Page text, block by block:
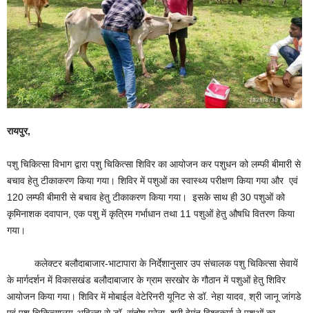
रायपुर,
पशु चिकित्सा विभाग द्वारा पशु चिकित्सा शिविर का आयोजन कर पशुधन को लम्फी बीमारी से
बचाव हेतु टीकाकरण किया गया। शिविर में पशुओं का स्वास्थ्य परीक्षण किया गया और एवं
120 लम्फी बीमारी से बचाव हेतु टीकाकरण किया गया। इसके साथ ही 30 पशुओं को
कृमिनाशक दवापान, एक पशु में कृत्रिम गर्भाधान तथा 11 पशुओं हेतु औषधि वितरण किया
गया।
कलेक्टर बलौदाबाजार-भाटापारा के निर्देशानुसार उप संचालक पशु चिकित्सा सेवायें
के मार्गदर्शन में विकासखंड बलौदाबाजार के ग्राम सरखोर के गौठान में पशुओं हेतु शिविर
आयोजन किया गया। शिविर में मोबाईल वेटेरिनरी यूनिट से डॉ. नेहा यादव, श्री जानू जांगडे